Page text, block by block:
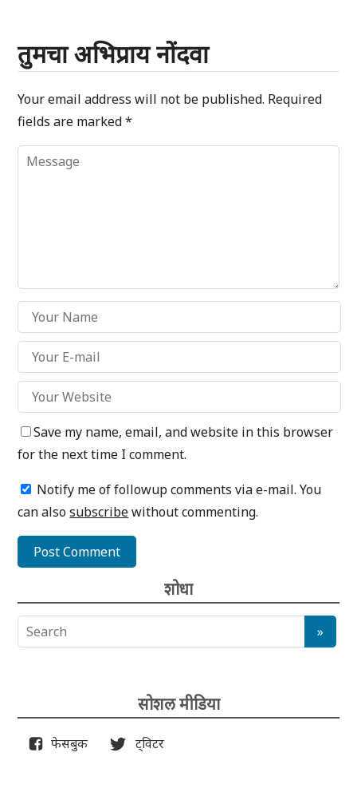
तुमचा अभिप्राय नोंदवा
Your email address will not be published. Required
fields are marked*
Save my name, email, and website in this browser
for the next time I comment.
Notify me of followup comments via e-mail. You
can alsosubscribewithout commenting.
शोधा
सोशल मीडिया
फेसबुक ट्विटर